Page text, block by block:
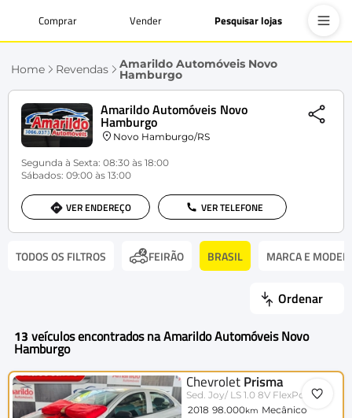
Comprar Vender Pesquisar lojas
Home Revendas Amarildo Automóveis Novo
Hamburgo
Amarildo Automóveis Novo
Hamburgo
Novo Hamburgo/RS
Segunda à Sexta: 08:30 às 18:00
Sábados: 09:00 às 13:00
VER ENDEREÇO VER TELEFONE
TODOS OS FILTROS FEIRÃO BRASIL MARCA E
Ordenar
13 veículos encontrados na Amarildo Automóveis Novo
Hamburgo
Chevrolet Prisma
Sed. Joy/ LS 1.0 8V FlexPower 4p
2018 98.000km Mecânico